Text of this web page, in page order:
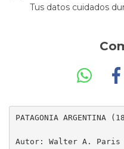
Tus datos cuidados
PATAGONIA ARGENTINA
Autor: Walter A. Paris